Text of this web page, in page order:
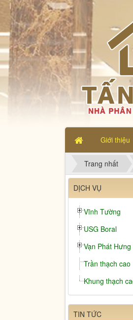
Giới thiệu
Trang nhất
DỊCH VỤ
Vĩnh Tường
USG Boral
Vạn Phát Hưng
Trần thạch cao
Khung thạch
TIN TỨC